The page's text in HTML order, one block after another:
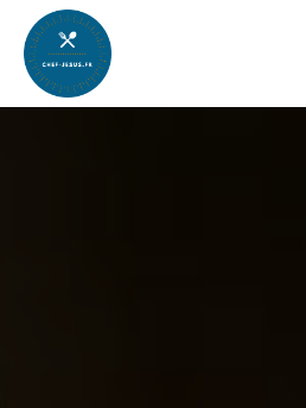
Panneau de gestion des cookies